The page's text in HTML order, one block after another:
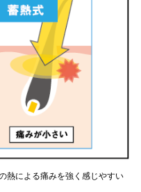
熱による痛みを強く感じやすい